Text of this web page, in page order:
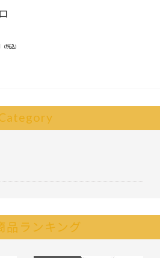
(税込)
品ランキング